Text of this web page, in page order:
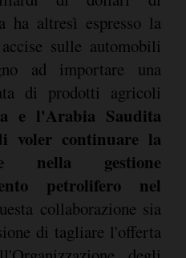
ha altresì espresso la
sulle automobili
ad importare una
di prodotti agricoli
e l'Arabia Saudita
voler continuare la
nella gestione
petrolifero nel
collaborazione sia
di tagliare l'offerta